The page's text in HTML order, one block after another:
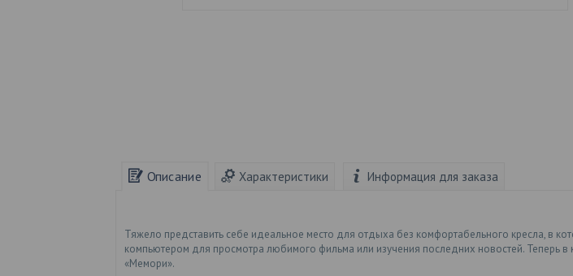
Описание Характеристики Информация для заказа
Тяжело представить себе идеальное место для отдыха без комфортабельного кресла, в
компьютером для просмотра любимого фильма или изучения последних новостей. Теперь
«Мемори».